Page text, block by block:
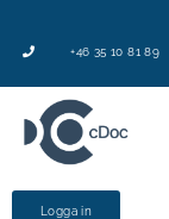
+46 35 10 81 89
Logga in